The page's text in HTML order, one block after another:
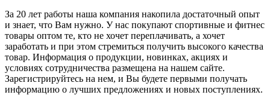
За 20 лет работы наша компания накопила достаточный опыт
и знает, что Вам нужно. У нас покупают спортивные и фитнес
товары оптом те, кто не хочет переплачивать, а хочет
заработать и при этом стремиться получить высокого качества
товар. Информация о продукции, новинках, акциях и
условиях сотрудничества размещена на нашем сайте.
Зарегистрируйтесь на нем, и Вы будете первыми получать
информацию о лучших предложениях и новых поступлениях.